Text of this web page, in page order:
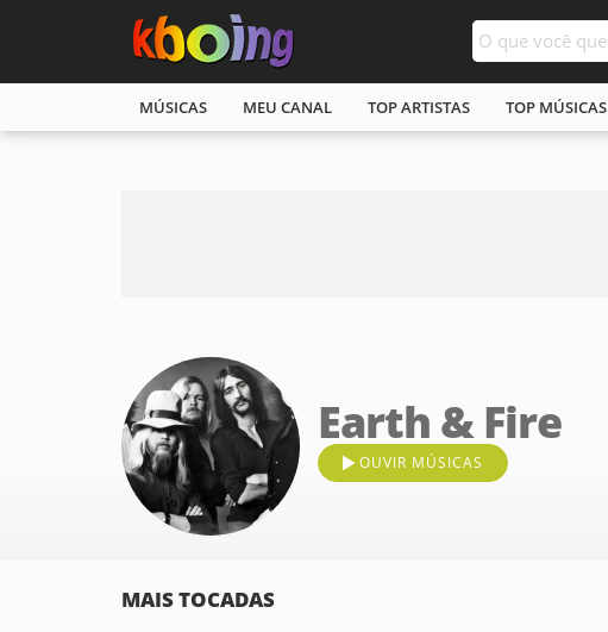
MÚSICAS MEU CANAL TOP ARTISTAS TOP MÚSICAS
Earth & Fire
OUVIR MÚSICAS
MAIS TOCADAS